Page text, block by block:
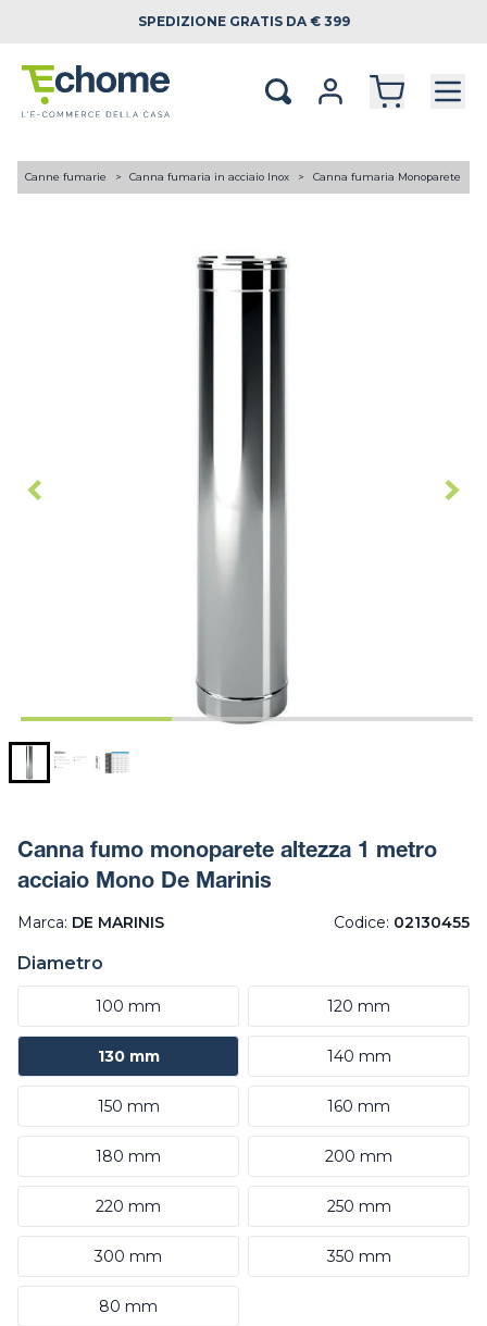
SPEDIZIONE GRATIS DA € 399
Canne fumarie Canna fumaria in acciaio Inox Canna fumaria Monoparete
Canna fumo monoparete altezza 1 metro
acciaio Mono De Marinis
Marca: DE MARINIS Codice: 02130455
Diametro
100 mm 120 mm
130 mm 140 mm
150 mm 160 mm
180 mm 200 mm
220 mm 250 mm
300 mm 350 mm
80 mm